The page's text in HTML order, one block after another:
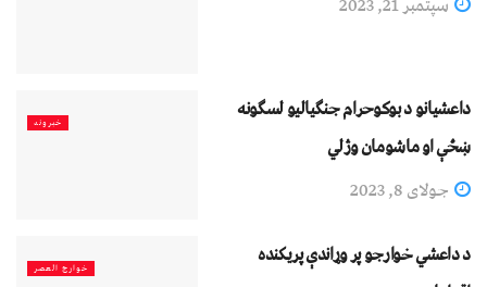
خبرونه
داعشيانو د بوکوحرام جنګیالیو لسګونه
ښځې او ماشومان وژلي
جولای 8, 2023
خوارج العصر
د داعشي خوارجو پر وړاندې پریکنده